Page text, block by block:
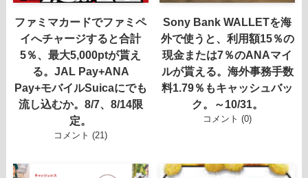
ファミマカードでファミペ
イへチャージすると合計
5％、最大5,000ptが貰え
る。JAL Pay+ANA
Pay+モバイルSuicaにでも
流し込むか。8/7、8/14限
定。
コメント (21)
Sony Bank WALLETを海
外で使うと、利用額15％の
現金または7％のANAマイ
ルが貰える。海外事務手数
料1.79％もキャッシュバッ
ク。～10/31。
コメント (0)